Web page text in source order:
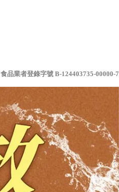
食品業者登錄字號 B-124403735-00000-7